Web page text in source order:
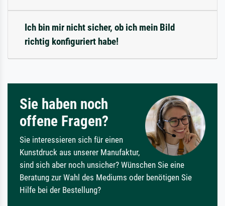
Ich bin mir nicht sicher, ob ich mein Bild
richtig konfiguriert habe!
Sie haben noch
offene Fragen?
Sie interessieren sich für einen
Kunstdruck aus unserer Manufaktur,
sind sich aber noch unsicher? Wünschen Sie eine
Beratung zur Wahl des Mediums oder benötigen Sie
Hilfe bei der Bestellung?